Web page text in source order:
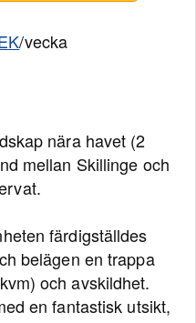
/vecka
nära havet (2
mellan Skillinge och
färdigställdes
belägen en trappa
och avskildhet.
en fantastisk utsikt,